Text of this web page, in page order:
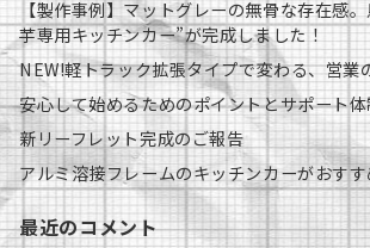
【製作事例】マットグレーの無骨な存在感
芋専用キッチンカー”が完成しました！
NEW!軽トラック拡張タイプで変わる、営業
安心して始めるためのポイントとサポート
新リーフレット完成のご報告
アルミ溶接フレームのキッチンカーがおす
最近のコメント